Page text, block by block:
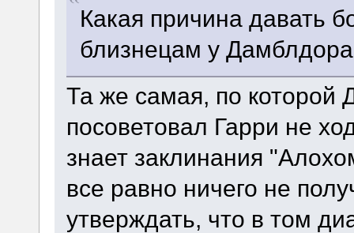
Какая причина давать
близнецам у
Та же самая, по которой
посоветовал Гарри не
знает заклинания
все равно ничего не
утверждать, что в том